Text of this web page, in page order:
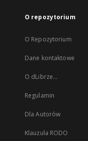
O repozytorium
O Repozytorium
Dane kontaktowe
O dLibrze...
Regulamin
Dla Autorów
Klauzula RODO